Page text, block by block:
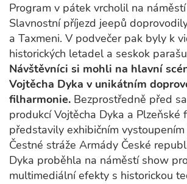
Program v pátek vrcholil na
Slavnostní příjezd jeepů
a Taxmeni. V podvečer pak byly k
historických letadel a seskok
Návštěvníci si mohli na hlavní
Vojtěcha Dyka v unikátním
filharmonie. Bezprostředně před
produkcí Vojtěcha Dyka a Plzeňské
představily exhibičním
Čestné stráže Armády České
Dyka proběhla na náměstí show
multimediální efekty s historickou